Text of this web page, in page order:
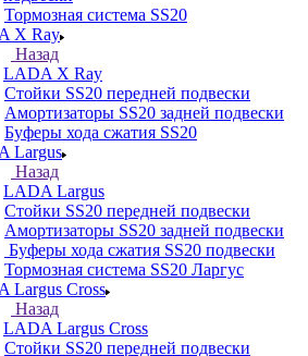
Тормозная система SS20
X Ray
Назад
LADA X Ray
Стойки SS20 передней подвески
Амортизаторы SS20 задней подвески
Буферы хода сжатия SS20
Largus
Назад
LADA Largus
Стойки SS20 передней подвески
Амортизаторы SS20 задней подвески
Буферы хода сжатия SS20 подвески
Тормозная система SS20 Ларгус
Largus Cross
Назад
LADA Largus Cross
Стойки SS20 передней подвески